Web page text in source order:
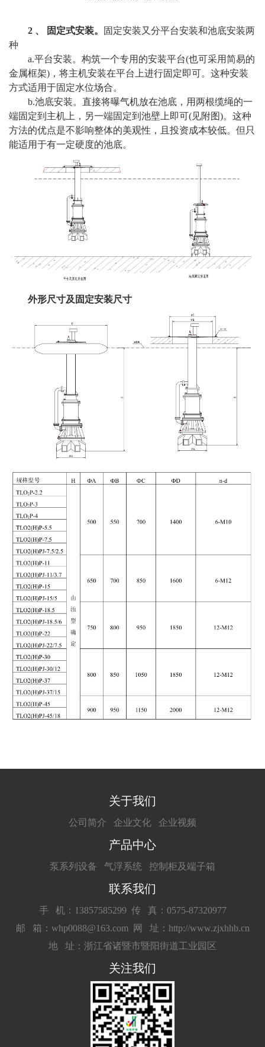
2 、 固定式安装。
固定安装又分平台安装和池底安装两
种
a.平台安装。构筑一个专用的安装平台(也可采用简易的
金属框架)，将主机安装在平台上进行固定即可。这种安装
方式适用于固定水位场合。
b.池底安装。直接将曝气机放在池底，用两根缆绳的一
端固定到主机上，另一端固定到池壁上即可(见附图)。这种
方法的优点是不影响整体的美观性，且投资成本较低。但只
能适用于有一定硬度的池底。
外形尺寸及固定安装尺寸
关于我们
公司简介 企业文化 企业视频
产品中心
泵系列设备 气浮系统 控制柜及端子箱
联系我们
手 机：13857585299 传 真：0575-87320977
邮 箱：whp0088@163.com
网 址：http://www.zjxhhb.cn
地 址：浙江省诸暨市暨阳街道工业园区
关注我们